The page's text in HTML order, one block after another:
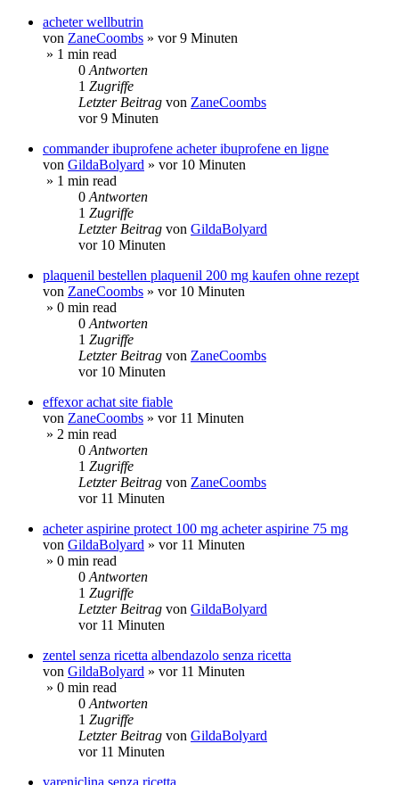
acheter wellbutrin
von ZaneCoombs » vor 9 Minuten
» 1 min read
0 Antworten
1 Zugriffe
Letzter Beitrag von ZaneCoombs
vor 9 Minuten
commander ibuprofene acheter ibuprofene en ligne
von GildaBolyard » vor 10 Minuten
» 1 min read
0 Antworten
1 Zugriffe
Letzter Beitrag von GildaBolyard
vor 10 Minuten
plaquenil bestellen plaquenil 200 mg kaufen ohne rezept
von ZaneCoombs » vor 10 Minuten
» 0 min read
0 Antworten
1 Zugriffe
Letzter Beitrag von ZaneCoombs
vor 10 Minuten
effexor achat site fiable
von ZaneCoombs » vor 11 Minuten
» 2 min read
0 Antworten
1 Zugriffe
Letzter Beitrag von ZaneCoombs
vor 11 Minuten
acheter aspirine protect 100 mg acheter aspirine 75 mg
von GildaBolyard » vor 11 Minuten
» 0 min read
0 Antworten
1 Zugriffe
Letzter Beitrag von GildaBolyard
vor 11 Minuten
zentel senza ricetta albendazolo senza ricetta
von GildaBolyard » vor 11 Minuten
» 0 min read
0 Antworten
1 Zugriffe
Letzter Beitrag von GildaBolyard
vor 11 Minuten
vareniclina senza ricetta